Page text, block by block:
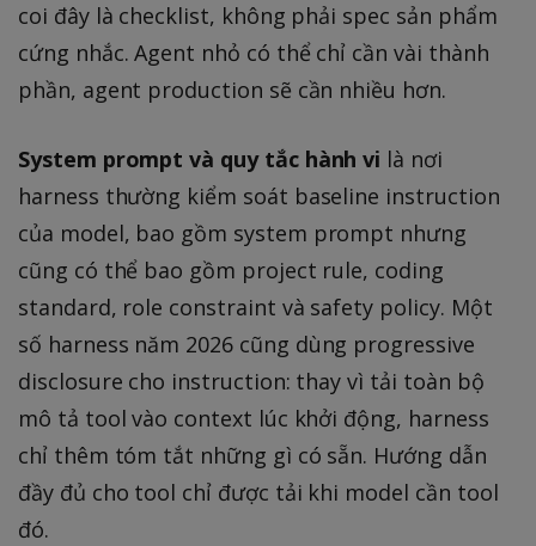
coi đây là checklist, không phải spec sản phẩm
cứng nhắc. Agent nhỏ có thể chỉ cần vài thành
phần, agent production sẽ cần nhiều hơn.
System prompt và quy tắc hành vi là nơi
harness thường kiểm soát baseline instruction
của model, bao gồm system prompt nhưng
cũng có thể bao gồm project rule, coding
standard, role constraint và safety policy. Một
số harness năm 2026 cũng dùng progressive
disclosure cho instruction: thay vì tải toàn bộ
mô tả tool vào context lúc khởi động, harness
chỉ thêm tóm tắt những gì có sẵn. Hướng dẫn
đầy đủ cho tool chỉ được tải khi model cần tool
đó.